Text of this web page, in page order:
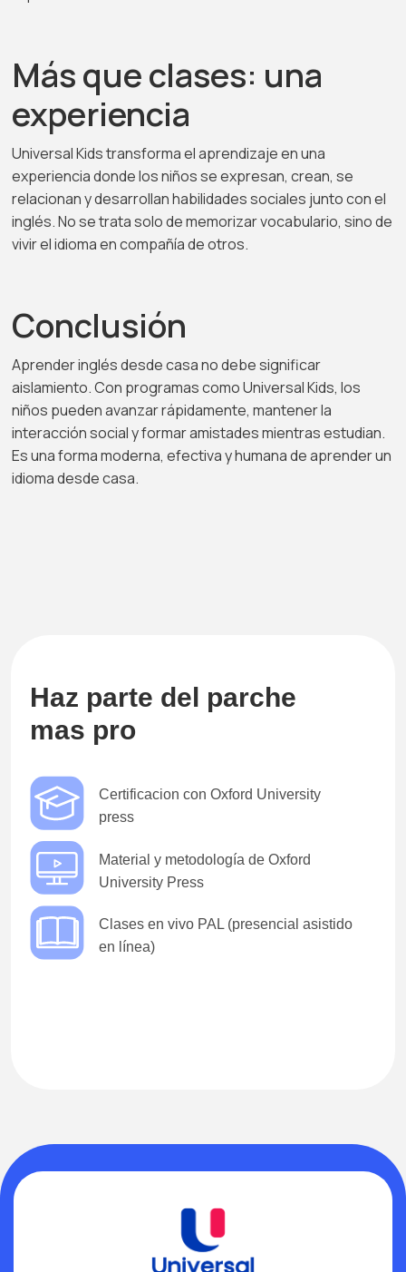
Más que clases: una
experiencia
Universal Kids transforma el aprendizaje en una
experiencia donde los niños se expresan, crean, se
relacionan y desarrollan habilidades sociales junto con el
inglés. No se trata solo de memorizar vocabulario, sino de
vivir el idioma en compañía de otros.
Conclusión
Aprender inglés desde casa no debe significar
aislamiento. Con programas como Universal Kids, los
niños pueden avanzar rápidamente, mantener la
interacción social y formar amistades mientras estudian.
Es una forma moderna, efectiva y humana de aprender un
idioma desde casa.
Haz parte del parche
mas pro
Certificacion con Oxford University
press
Material y metodología de Oxford
University Press
Clases en vivo PAL (presencial asistido
en línea)